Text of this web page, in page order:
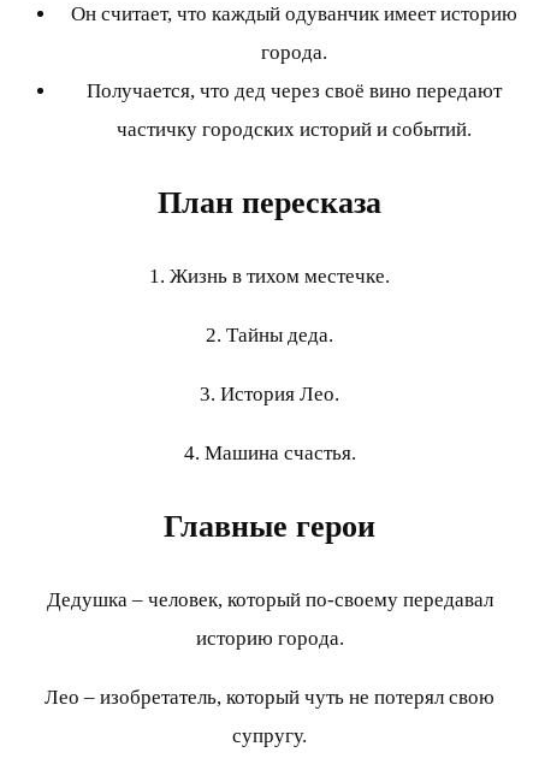
Он считает, что каждый одуванчик имеет историю
города.
Получается, что дед через своё вино передают
частичку городских историй и событий.
План пересказа
1. Жизнь в тихом местечке.
2. Тайны деда.
3. История Лео.
4. Машина счастья.
Главные герои
Дедушка – человек, который по-своему передавал
историю города.
Лео – изобретатель, который чуть не потерял свою
супругу.